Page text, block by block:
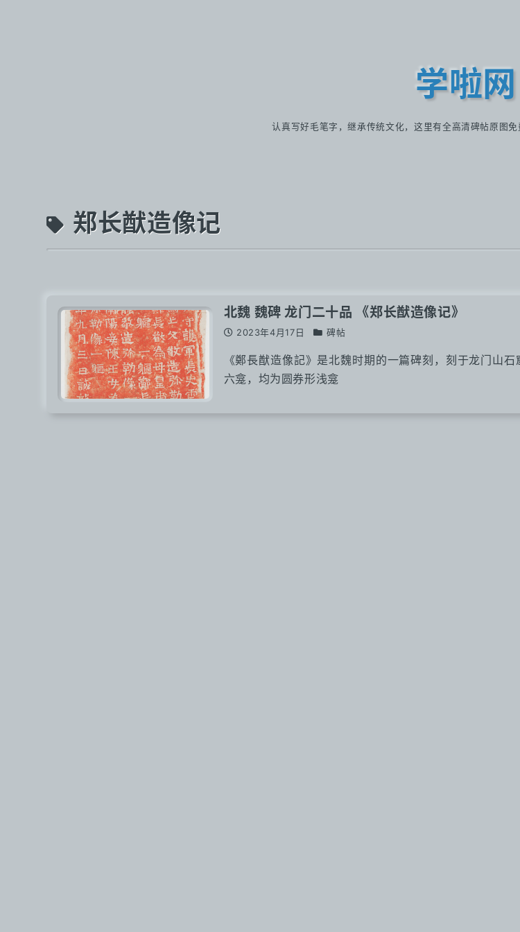
学啦网
认真写好毛笔字，继承传统文化，这里有全高清碑帖原图免
郑长猷造像记
北魏 魏碑 龙门二十品 《郑长猷造像记》
2023年4月17日 碑帖
《鄭長猷造像記》是北魏时期的一篇碑刻，刻于龙门山石
六龛，均为圆券形浅龛